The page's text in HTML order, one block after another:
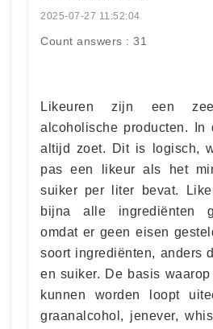
2025-07-27 11:52:04
Count answers : 31
Likeuren zijn een
alcoholische producten.
altijd zoet. Dit is logisch,
pas een likeur als het
suiker per liter bevat.
bijna alle ingrediënten
omdat er geen eisen
soort ingrediënten, anders
en suiker. De basis
kunnen worden loopt
graanalcohol, jenever,